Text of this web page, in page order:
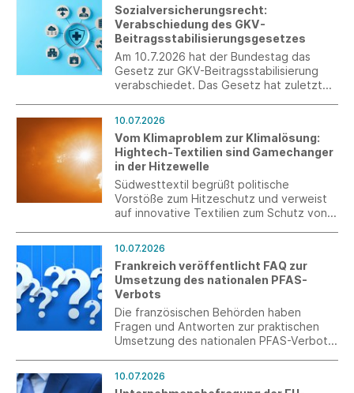
Sozialversicherungsrecht:
Verabschiedung des GKV-
Beitragsstabilisierungsgesetzes
Am 10.7.2026 hat der Bundestag das
Gesetz zur GKV-Beitragsstabilisierung
verabschiedet. Das Gesetz hat zuletzt
Bundesrat beraten und verabschiedet.
10.07.2026
Vom Klimaproblem zur Klimalösung:
Hightech-Textilien sind Gamechanger
in der Hitzewelle
Südwesttextil begrüßt politische
Vorstöße zum Hitzeschutz und verweist
auf innovative Textilien zum Schutz von
10.07.2026
Frankreich veröffentlicht FAQ zur
Umsetzung des nationalen PFAS-
Verbots
Die französischen Behörden haben
Fragen und Antworten zur praktischen
Umsetzung des nationalen PFAS-Verbots
Grenzwerte, analytische Fragen,
10.07.2026